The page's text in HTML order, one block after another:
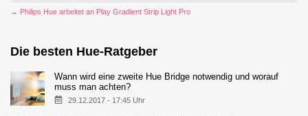
→ Philips Hue arbeitet an Play Gradient Strip Light Pro
Die besten Hue-Ratgeber
Wann wird eine zweite Hue Bridge notwendig und worauf
muss man achten?
29.12.2017 - 17:45 Uhr